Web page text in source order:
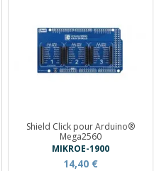
Shield Click pour Arduino®
Mega2560
MIKROE-1900
14,40 €